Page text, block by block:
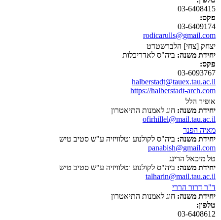
03-6408415
פקס:
03-6409174
rodicarulls@gmail.com
יצחק [צחי] הלברשטדט
יחידת משנה: ביה"ס לאדריכלות
פקס:
03-6093767
halberstadt@tauex.tau.ac.il
https://halberstadt-arch.com
אופיר הלל
יחידת משנה: חוג לאמנות התיאטרון
ofirhillel@mail.tau.ac.il
מאיה הפנר
יחידת משנה: ביה"ס לקולנוע וטלוויזיה ע"ש סטיב טיש
panabish@gmail.com
טל מיכאל הרינג
יחידת משנה: ביה"ס לקולנוע וטלוויזיה ע"ש סטיב טיש
talharin@mail.tau.ac.il
ד"ר דרור הררי
יחידת משנה: חוג לאמנות התיאטרון
טלפון:
03-6408612